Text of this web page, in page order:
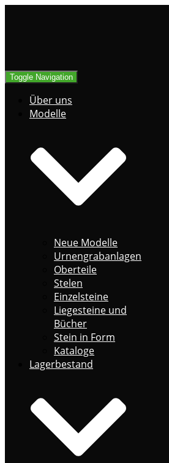
Toggle Navigation
Über uns
Modelle
Neue Modelle
Urnengrabanlagen
Oberteile
Stelen
Einzelsteine
Liegesteine und
Bücher
Stein in Form
Kataloge
Lagerbestand